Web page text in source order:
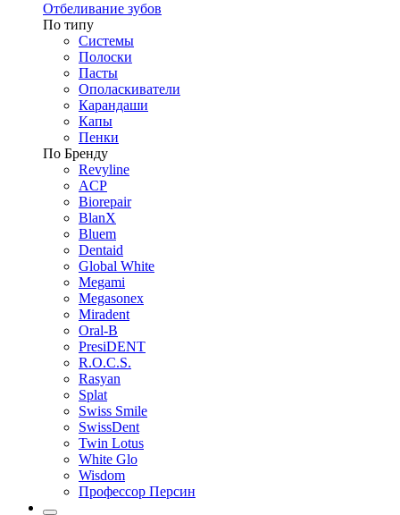
Отбеливание зубов
По типу
Системы
Полоски
Пасты
Ополаскиватели
Карандаши
Капы
Пенки
По Бренду
Revyline
ACP
Biorepair
BlanX
Bluem
Dentaid
Global White
Megami
Megasonex
Miradent
Oral-B
PresiDENT
R.O.C.S.
Rasyan
Splat
Swiss Smile
SwissDent
Twin Lotus
White Glo
Wisdom
Профессор Персин